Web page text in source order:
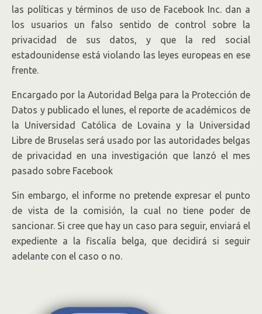
las políticas y términos de uso de Facebook Inc. dan a
los usuarios un falso sentido de control sobre la
privacidad de sus datos, y que la red social
estadounidense está violando las leyes europeas en ese
frente.
Encargado por la Autoridad Belga para la Protección de
Datos y publicado el lunes, el reporte de académicos de
la Universidad Católica de Lovaina y la Universidad
Libre de Bruselas será usado por las autoridades belgas
de privacidad en una investigación que lanzó el mes
pasado sobre Facebook
Sin embargo, el informe no pretende expresar el punto
de vista de la comisión, la cual no tiene poder de
sancionar. Si cree que hay un caso para seguir, enviará el
expediente a la fiscalía belga, que decidirá si seguir
adelante con el caso o no.